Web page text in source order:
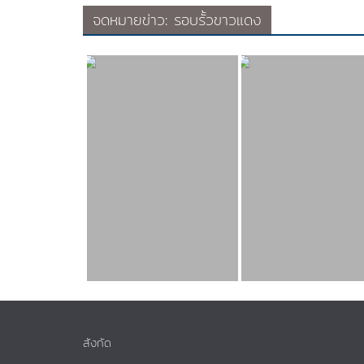
จดหมายข่าว: รอบรั้วขาวแดง
สังกัด